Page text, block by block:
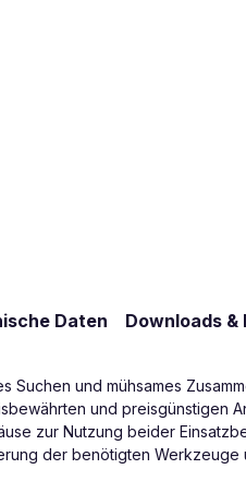
Daten Downloads &
Suchen und mühsames
und preisgünstigen
zur Nutzung beider
der benötigten